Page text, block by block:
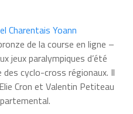
Charentais Yoann
de la course en ligne –
jeux paralympiques d’été
cyclo-cross régionaux. Il
Cron et Valentin Petiteau